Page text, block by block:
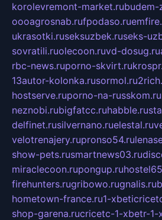
korolevremont-market.rubudem-
oooagrosnab.rufpodaso.ru
ukrasotki.ruseksuzbek.ruseks-
sovratili.ruolecoon.ruvd-dosug.ru
rbc-news.ruporno-skvirt.ru
13autor-kolonka.rusormol.ru
hostserve.ruporno-na-russkom.ru
neznobi.rubigfatcc.ruhabble.ru
delfinet.rusilvernano.ruelestal.ru
velotrenajery.rupronso54.ru
show-pets.rusmartnews03.ru
miraclecoon.rupongup.ru
firehunters.rugribowo.rugnalis.ru
hometown-france.ru1-
shop-garena.rucricetc-1-xbetr-1-